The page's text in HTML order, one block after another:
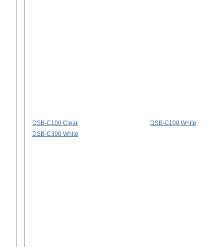
DSB-C100 Clear
DSB-C100 White
DSB-C300 White